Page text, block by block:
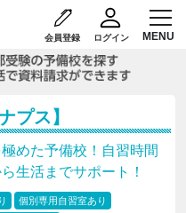
会員登録 ログイン
プス】
めた予備校！自習時間
生活までサポート！
個別専用自習室あり